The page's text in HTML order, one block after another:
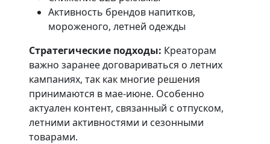
Активность брендов напитков,
мороженого, летней одежды
Стратегические подходы: Креаторам
важно заранее договариваться о летних
кампаниях, так как многие решения
принимаются в мае-июне. Особенно
актуален контент, связанный с отпуском,
летними активностями и сезонными
товарами.